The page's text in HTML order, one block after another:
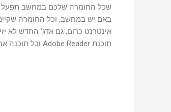
באם יש במחשב, וכל החומרה
תוכנת Adobe Reader וכל תוכנה אחרת שתצטרכו. בעתיד.